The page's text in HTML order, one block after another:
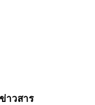
าวสาร